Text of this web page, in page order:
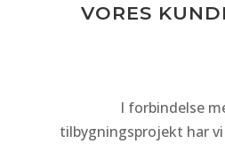
VORES
I forbindelse
tilbygningsprojekt har